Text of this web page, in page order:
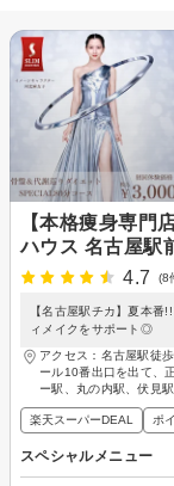
【本格痩身専門
ハウス 名古屋駅
4.7
(8
【名古屋駅チカ】夏本
ィメイクをサポート◎
アクセス：名古屋駅徒
ール10番出口を出て、
ー駅、丸の内駅、伏見
楽天スーパーDEAL ポ
スペシャルメニュー